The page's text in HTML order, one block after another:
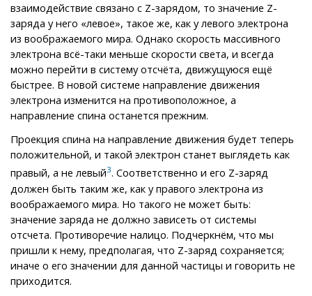
взаимодействие связано с Z-зарядом, то значение Z-
заряда у него «левое», такое же, как у левого электрона
из воображаемого мира. Однако скорость массивного
электрона всё-таки меньше скорости света, и всегда
можно перейти в систему отсчёта, движущуюся ещё
быстрее. В новой системе направление движения
электрона изменится на противоположное, а
направление спина останется прежним.
Проекция спина на направление движения будет теперь
положительной, и такой электрон станет выглядеть как
правый, а не левый3. Соответственно и его Z-заряд
должен быть таким же, как у правого электрона из
воображаемого мира. Но такого не может быть:
значение заряда не должно зависеть от системы
отсчета. Противоречие налицо. Подчеркнём, что мы
пришли к нему, предполагая, что Z-заряд сохраняется;
иначе о его значении для данной частицы и говорить не
приходится.